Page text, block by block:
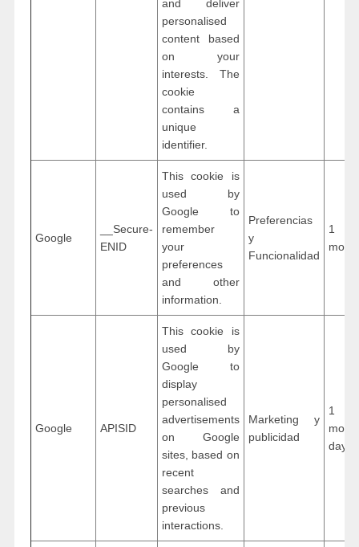
and deliver
personalised
content based
on your
interests. The
cookie
contains a
unique
identifier.
Google
__Secure-
ENID
This cookie is
used by
Google to
remember
your
preferences
and other
information.
Preferencias
y
Funcionalidad
1
Google APISID
This cookie is
used by
Google to
display
personalised
advertisements
on Google
sites, based on
recent
searches and
previous
interactions.
Marketing y
publicidad
1
days